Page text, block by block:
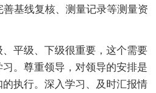
善基线复核、测量记录等测量资
平级、下级很重要，这个需要
。尊重领导，对领导的安排是
执行。深入学习、及时汇报情